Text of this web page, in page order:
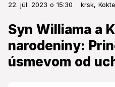
22. júl. 2023 o 15:30 krsk,
Syn Williama a
narodeniny:
úsmevom od
Syn Williama a
narodeniny:
úsmevom od
Britská kráľovská rodina